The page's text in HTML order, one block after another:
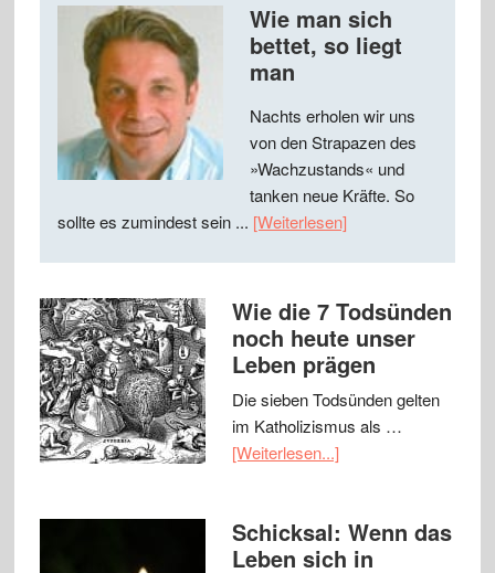
Wie man sich
bettet, so liegt
man
Nachts erholen wir uns
von den Strapazen des
»Wachzustands« und
tanken neue Kräfte. So
sollte es zumindest sein ... [Weiterlesen]
Wie die 7 Todsünden
noch heute unser
Leben prägen
Die sieben Todsünden gelten
im Katholizismus als …
[Weiterlesen...]
Schicksal: Wenn das
Leben sich in